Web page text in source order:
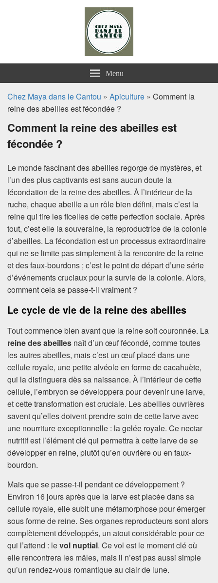
Chez Maya dans le Cantou
Menu
Chez Maya dans le Cantou » Apiculture » Comment la
reine des abeilles est fécondée ?
Comment la reine des abeilles est
fécondée ?
Le monde fascinant des abeilles regorge de mystères, et
l’un des plus captivants est sans aucun doute la
fécondation de la reine des abeilles. À l’intérieur de la
ruche, chaque abeille a un rôle bien défini, mais c’est la
reine qui tire les ficelles de cette perfection sociale. Après
tout, c’est elle la souveraine, la reproductrice de la colonie
d’abeilles. La fécondation est un processus extraordinaire
qui ne se limite pas simplement à la rencontre de la reine
et des faux-bourdons ; c’est le point de départ d’une série
d’événements cruciaux pour la survie de la colonie. Alors,
comment cela se passe-t-il vraiment ?
Le cycle de vie de la reine des abeilles
Tout commence bien avant que la reine soit couronnée. La
reine des abeilles naît d’un œuf fécondé, comme toutes
les autres abeilles, mais c’est un œuf placé dans une
cellule royale, une petite alvéole en forme de cacahuète,
qui la distinguera dès sa naissance. À l’intérieur de cette
cellule, l’embryon se développera pour devenir une larve,
et cette transformation est cruciale. Les abeilles ouvrières
savent qu’elles doivent prendre soin de cette larve avec
une nourriture exceptionnelle : la gelée royale. Ce nectar
nutritif est l’élément clé qui permettra à cette larve de se
développer en reine, plutôt qu’en ouvrière ou en faux-
bourdon.
Mais que se passe-t-il pendant ce développement ?
Environ 16 jours après que la larve est placée dans sa
cellule royale, elle subit une métamorphose pour émerger
sous forme de reine. Ses organes reproducteurs sont alors
complètement développés, un atout considérable pour ce
qui l’attend : levol nuptial. Ce vol est le moment clé où
elle rencontrera les mâles, mais il n’est pas aussi simple
qu’un rendez-vous romantique au clair de lune.